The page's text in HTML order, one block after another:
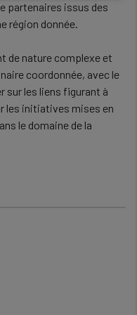
partenaires issus des
région donnée.
de nature complexe et
coordonnée, avec le
sur les liens figurant à
les initiatives mises en
le domaine de la